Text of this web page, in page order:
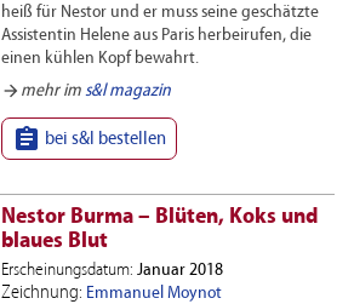
heiß für Nestor und er muss seine geschätzte
Assistentin Helene aus Paris herbeirufen, die
einen kühlen Kopf bewahrt.
arrow_forward mehr im s&l magazin
 bei s&l bestellen
Nestor Burma – Blüten, Koks und
blaues Blut
Erscheinungsdatum: Januar 2018
Zeichnung: Emmanuel Moynot